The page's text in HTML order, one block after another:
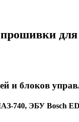
прошивки
и блоков
740, ЭБУ Bosch